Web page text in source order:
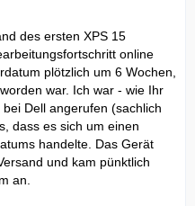
des ersten XPS 15
online
plötzlich um 6 Wochen,
war. Ich war - wie Ihr
Dell angerufen (sachlich
dass es sich um einen
handelte. Das Gerät
und kam pünktlich
an.